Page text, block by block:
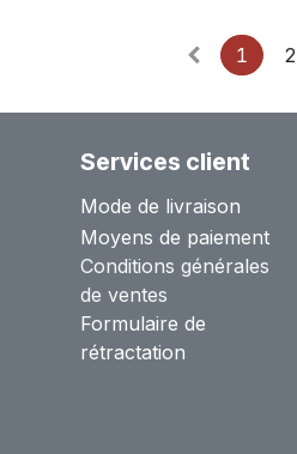
1 2
Services client
Mode de livraison
Moyens de paiement
Conditions générales
de ventes
Formulaire de
rétractation